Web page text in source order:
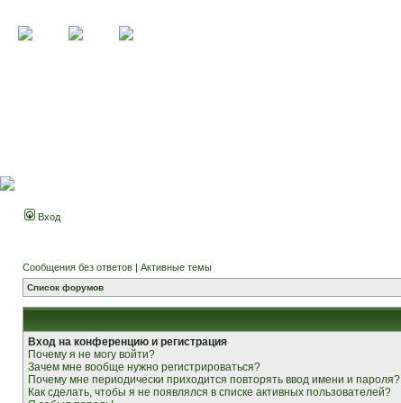
Вход
Сообщения без ответов | Активные темы
Список форумов
Вход на конференцию и регистрация
Почему я не могу войти?
Зачем мне вообще нужно регистрироваться?
Почему мне периодически приходится повторять ввод имени и пароля?
Как сделать, чтобы я не появлялся в списке активных пользователей?